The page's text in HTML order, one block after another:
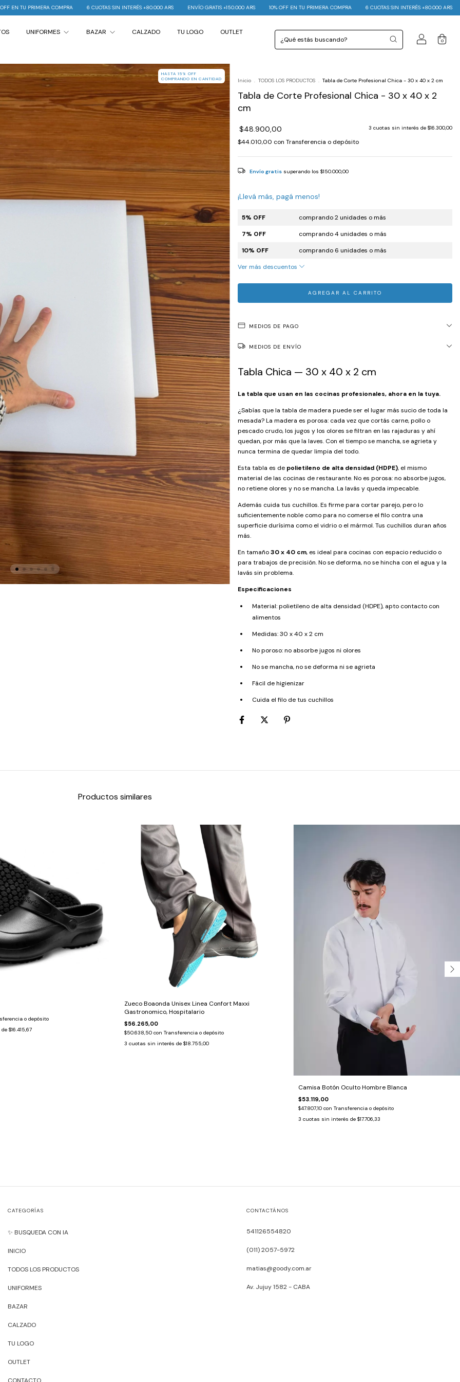
6 CUOTAS SIN INTERÉS +80.000 ARS ENVÍO GRATIS +150.000 ARS 10% OFF EN TU PRIMERA COMPRA 6 CUOTAS SIN INTERÉS +80.000 ARS ENVÍO GRATIS +150.000 ARS
UNIFORMES BAZAR CALZADO TU LOGO OUTLET
0
HASTA 15% OFF
COMPRANDO EN CANTIDAD
Inicio . TODOS LOS PRODUCTOS . Tabla de Corte Profesional Chica - 30 x 40 x 2 cm
Tabla de Corte Profesional Chica - 30 x 40 x 2
cm
$48.900,00 3 cuotas sin interés de $16.300,00
$44.010,00 con Transferencia o depósito
Envío gratis superando los $150.000,00
¡Llevá más, pagá menos!
5% OFF
comprando 2 unidades o más
7% OFF
comprando 4 unidades o más
10% OFF
comprando 6 unidades o más
Ver más descuentos
MEDIOS DE PAGO
MEDIOS DE ENVÍO
Tabla Chica — 30 x 40 x 2 cm
La tabla que usan en las cocinas profesionales, ahora en la tuya.
¿Sabías que la tabla de madera puede ser el lugar más sucio de toda la
mesada? La madera es porosa: cada vez que cortás carne, pollo o
pescado crudo, los jugos y los olores se filtran en las rajaduras y ahí
quedan, por más que la laves. Con el tiempo se mancha, se agrieta y
nunca termina de quedar limpia del todo.
Esta tabla es de polietileno de alta densidad (HDPE), el mismo
material de las cocinas de restaurante. No es porosa: no absorbe jugos,
no retiene olores y no se mancha. La lavás y queda impecable.
Además cuida tus cuchillos. Es firme para cortar parejo, pero lo
suficientemente noble como para no comerse el filo contra una
superficie durísima como el vidrio o el mármol. Tus cuchillos duran años
más.
En tamaño30 x 40 cm, es ideal para cocinas con espacio reducido o
para trabajos de precisión. No se deforma, no se hincha con el agua y la
lavás sin problema.
Especificaciones
Material: polietileno de alta densidad (HDPE), apto contacto con
alimentos
Medidas: 30 x 40 x 2 cm
No poroso: no absorbe jugos ni olores
No se mancha, no se deforma ni se agrieta
Fácil de higienizar
Cuida el filo de tus cuchillos
Productos similares
o depósito
$16.415,67
Zueco Boaonda Unisex Linea Confort Maxxi
Gastronomico, Hospitalario
$56.265,00
$50.638,50 con Transferencia o depósito
3 cuotas sin interés de $18.755,00
Camisa Botón Oculto Hombre Blanca
$53.119,00
$47.807,10con Transferencia o depósito
3 cuotas sin interés de$17.706,33
CATEGORÍAS
✨ BUSQUEDA CON IA
INICIO
TODOS LOS PRODUCTOS
UNIFORMES
BAZAR
CALZADO
TU LOGO
OUTLET
CONTACTO
CONTACTÁNOS
541126554820
(011) 2057-5972
matias@goody.com.ar
Av. Jujuy 1582 - CABA